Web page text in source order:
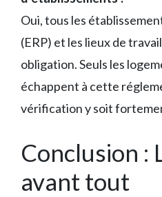
Oui, tous les
(ERP) et les lieux de
obligation. Seuls les
échappent à cette
vérification y soit
Conclusion :
avant tout